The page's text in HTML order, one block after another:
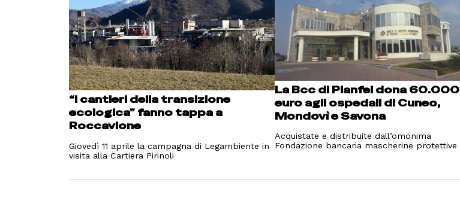
“I cantieri della transizione
ecologica” fanno tappa a
Roccavione
Giovedì 11 aprile la campagna di Legambiente in
visita alla Cartiera Pirinoli
La Bcc di Pianfei dona 60.000
euro agli ospedali di Cuneo,
Mondovì e Savona
Acquistate e distribuite dall’omonima
Fondazione bancaria mascherine protettive